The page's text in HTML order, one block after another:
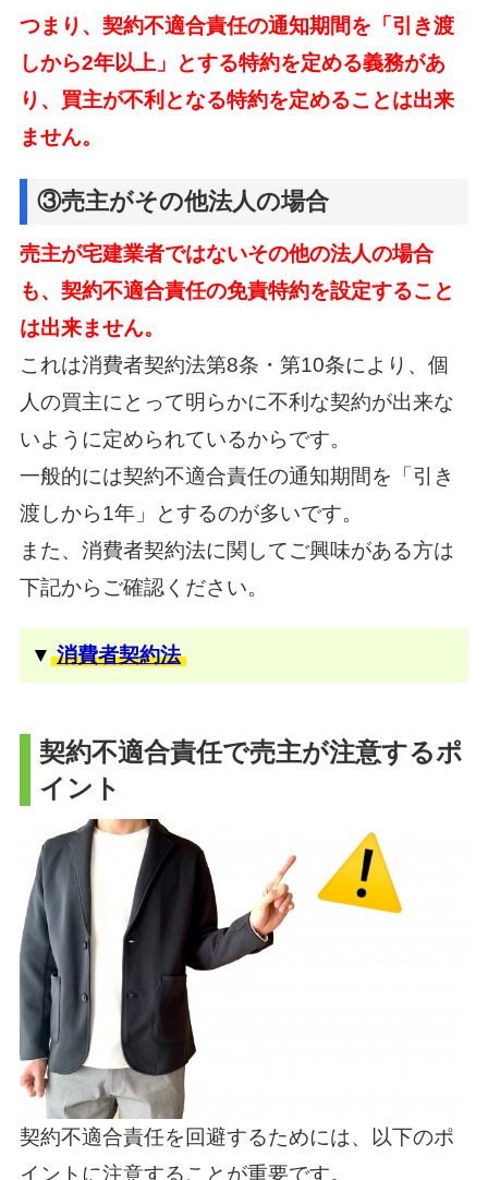
つまり、契約不適合責任の通知期間を「引き渡
しから2年以上」とする特約を定める義務があ
り、 買主が不利となる特約を定めることは出来
ません。
③売主がその他法人の場合
売主が宅建業者ではないその他の法人の場合
も、契約不適合責任の免責特約を設定すること
は出来ません。
これは消費者契約法第8条・第10条により、 個
人の買主にとって明らかに不利な契約が出来な
いように定められているからです。
一般的には契約不適合責任の通知期間を「引き
渡しから1年」とするのが多いです。
また、消費者契約法に関してご興味がある方は
下記からご確認ください。
▼ 消費者契約法
契約不適合責任で売主が注意するポ
イント
契約不適合責任を回避するためには、以下のポ
イントに注意することが重要です。